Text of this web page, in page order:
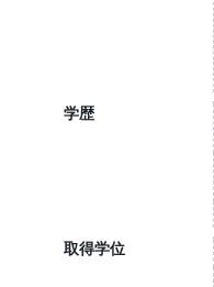
学歴
取得学位